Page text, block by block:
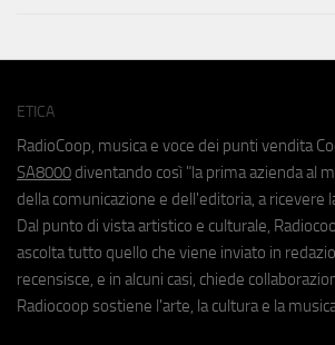
ETICA
RadioCoop, musica e voce dei punti vendita
SA8000 diventando così "la prima azienda al
della comunicazione e dell'editoria, a ricevere
Dal punto di vista artistico e culturale,
ascolta tutto quello che viene inviato in
recensisce, e in alcuni casi, chiede
Radiocoop sostiene l'arte, la cultura e la